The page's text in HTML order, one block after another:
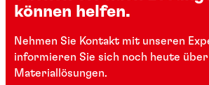
Informieren Sie sich über
Materialien für
Drahtbonding-
kleineren Die-to-Pad-
Informieren Sie sich, wie
umfassenden Lösungen die
der Automobilbranche an
Zuverlässigkeit und Top-
können helfen.
Nehmen Sie Kontakt mit unseren
informieren Sie sich noch heute
Materiallösungen.